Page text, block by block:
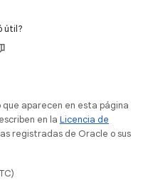
útil?
aparecen en esta página
en la Licencia de
registradas de Oracle o sus